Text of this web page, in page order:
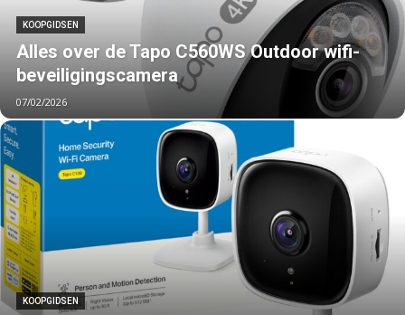
KOOPGIDSEN
Alles over de Tapo C560WS Outdoor wifi-
beveiligingscamera
07/02/2026
KOOPGIDSEN